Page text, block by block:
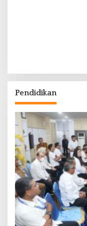
Pendidikan